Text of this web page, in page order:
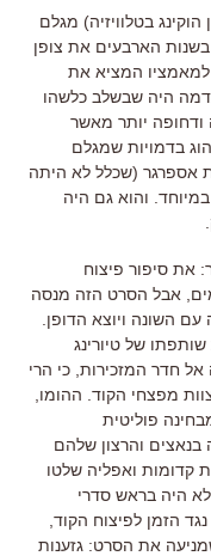
בטלוויזיה) מגלם
הארבעים את צופן
למאמציו המציא את
היה שבשלב כלשהו
יותר מאשר
בדמויות שמגלם
אספרגר (שכלל לא היתה
והוא גם היה
את סיפור פיצוח
אבל הסרט הזה מנסה
השונה ויוצא הדופן.
של טיורינג
חדר המזכירות, כי הרי
מפצחי הקוד. ההומו,
פוליטית
והרצון שלהם
קדומות ואפליה שלטו
לא היה בראש סדרי
הזמן לפיצוח הקוד,
את הסרט: גזענות